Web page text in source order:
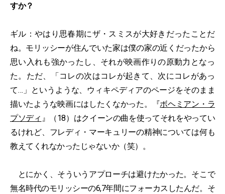
すか？
ギル：やはり思春期にザ・スミスが大好きだったことだ
ね。モリッシーが住んでいた家は僕の家の近くだったから
思い入れも強かったし、それが映画作りの原動力となっ
た。ただ、「コレの次はコレが起きて、次にコレがあっ
て…」というような、ウィキペディアのページをそのまま
描いたような映画にはしたくなかった。『ボヘミアン・ラ
プソディ 』（18）はクイーンの曲を使ってそれをやってい
るけれど、フレディ・マーキュリーの精神については何も
教えてくれなかったじゃないか（笑）。
とにかく、そういうアプローチは避けたかった。そこで
無名時代のモリッシーの6,7年間にフォーカスしたんだ。そ